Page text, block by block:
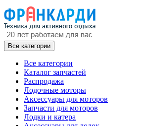
Все категории
Все категории
Каталог запчастей
Распродажа
Лодочные моторы
Аксессуары для моторов
Запчасти для моторов
Лодки и катера